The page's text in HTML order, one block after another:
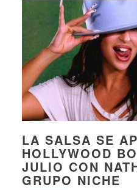
LA SALSA SE
HOLLYWOOD
JULIO CON
GRUPO NICHE